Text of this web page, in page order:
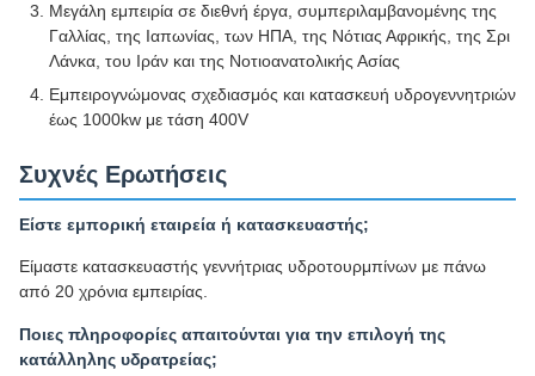
Μεγάλη εμπειρία σε διεθνή έργα, συμπεριλαμβανομένης της
Γαλλίας, της Ιαπωνίας, των ΗΠΑ, της Νότιας Αφρικής, της Σρι
Λάνκα, του Ιράν και της Νοτιοανατολικής Ασίας
Εμπειρογνώμονας σχεδιασμός και κατασκευή υδρογεννητριών
έως 1000kw με τάση 400V
Συχνές Ερωτήσεις
Είστε εμπορική εταιρεία ή κατασκευαστής;
Είμαστε κατασκευαστής γεννήτριας υδροτουρμπίνων με πάνω
από 20 χρόνια εμπειρίας.
Ποιες πληροφορίες απαιτούνται για την επιλογή της
κατάλληλης υδρατρείας;